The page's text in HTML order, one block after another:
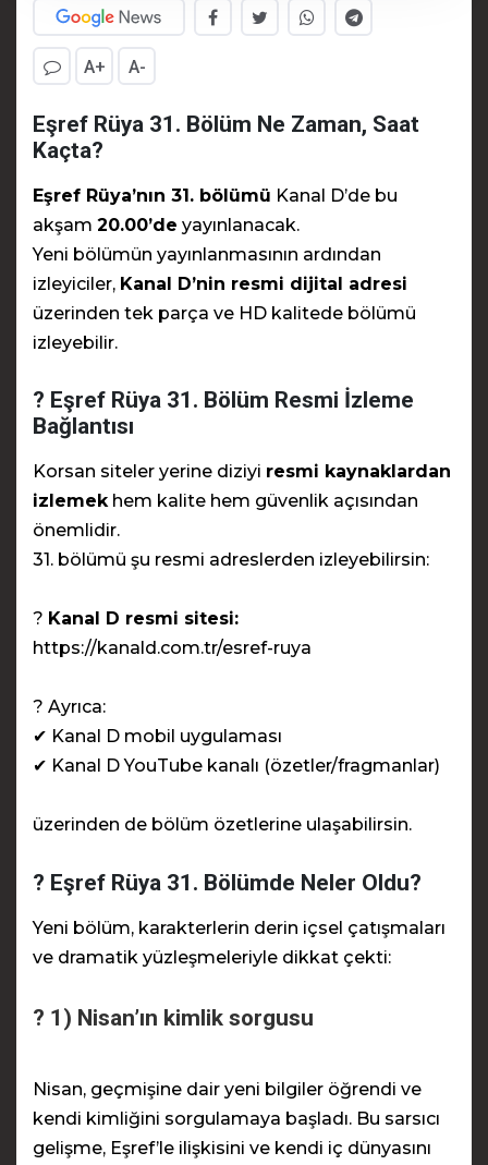
A+ A-
Eşref Rüya 31. Bölüm Ne Zaman, Saat
Kaçta?
Eşref Rüya’nın 31. bölümü Kanal D’de bu
akşam 20.00’de yayınlanacak.
Yeni bölümün yayınlanmasının ardından
izleyiciler, Kanal D’nin resmi dijital adresi
üzerinden tek parça ve HD kalitede bölümü
izleyebilir.
? Eşref Rüya 31. Bölüm Resmi İzleme
Bağlantısı
Korsan siteler yerine diziyi resmi kaynaklardan
izlemekhem kalite hem güvenlik açısından
önemlidir.
31. bölümü şu resmi adreslerden izleyebilirsin:
? Kanal D resmi sitesi:
https://kanald.com.tr/esref-ruya
? Ayrıca:
✔ Kanal D mobil uygulaması
✔ Kanal D YouTube kanalı (özetler/fragmanlar)
üzerinden de bölüm özetlerine ulaşabilirsin.
? Eşref Rüya 31. Bölümde Neler Oldu?
Yeni bölüm, karakterlerin derin içsel çatışmaları
ve dramatik yüzleşmeleriyle dikkat çekti:
? 1) Nisan’ın kimlik sorgusu
Nisan, geçmişine dair yeni bilgiler öğrendi ve
kendi kimliğini sorgulamaya başladı. Bu sarsıcı
gelişme, Eşref’le ilişkisini ve kendi iç dünyasını